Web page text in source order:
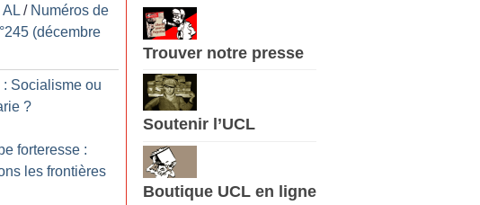
AL / Numéros de
(décembre
: Socialisme ou
?
forteresse :
les frontières
Trouver notre presse
Soutenir l’UCL
Boutique UCL en ligne